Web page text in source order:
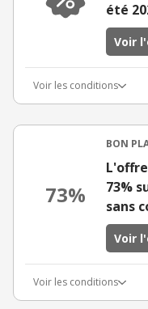
été
Voir
Voir les conditions
73%
BON
73%
sans
Voir
Voir les conditions